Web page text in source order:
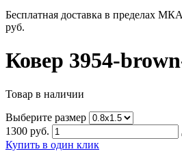
Бесплатная доставка в пределах
руб.
Ковер 3954-
Товар в наличии
Выберите размер
1300 руб.
Купить в один клик